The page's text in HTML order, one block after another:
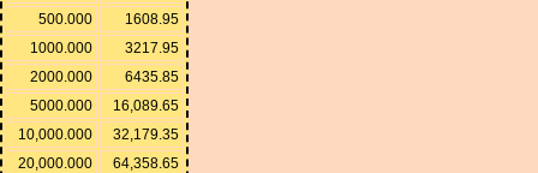
500.000
1608.95
1000.000
3217.95
2000.000
6435.85
5000.000
16,089.65
10,000.000
32,179.35
20,000.000
64,358.65